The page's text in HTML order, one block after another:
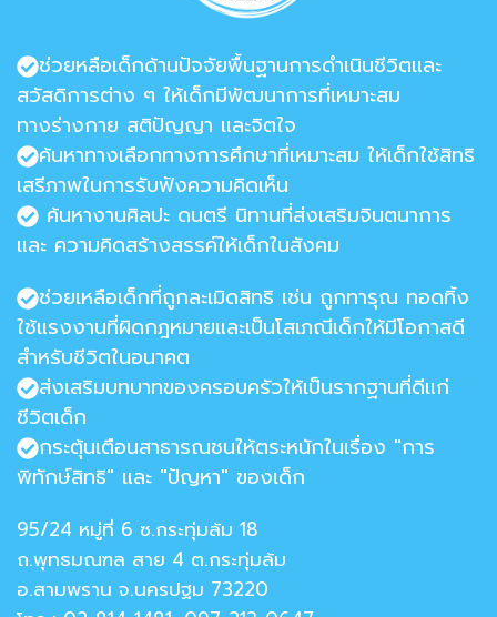
ช่วยหลือเด็กด้านปัจจัยพื้นฐานการดำเนินชีวิตและ
สวัสดิการต่าง ๆ ให้เด็กมีพัฒนาการที่เหมาะสม
ทางร่างกาย สติปัญญา และจิตใจ
ค้นหาทางเลือกทางการศึกษาที่เหมาะสม ให้เด็กใช้สิทธิ
เสรีภาพในการรับฟังความคิดเห็น
ค้นหางานศิลปะ ดนตรี นิทานที่ส่งเสริมจินตนาการ
และ ความคิดสร้างสรรค์ให้เด็กในสังคม
ช่วยเหลือเด็กที่ถูกละเมิดสิทธิ เช่น ถูกทารุณ ทอดทิ้ง
ใช้แรงงานที่ผิดกฎหมายและเป็นโสเภณีเด็กให้มีโอกาสดี
สำหรับชีวิตในอนาคต
ส่งเสริมบทบาทของครอบครัวให้เป็นรากฐานที่ดีแก่
ชีวิตเด็ก
กระตุ้นเตือนสาธารณชนให้ตระหนักในเรื่อง "การ
พิทักษ์สิทธิ" และ "ปัญหา" ของเด็ก
95/24 หมู่ที่ 6 ซ.กระทุ่มล้ม 18
ถ.พุทธมณฑล สาย 4 ต.กระทุ่มล้ม
อ.สามพราน จ.นครปฐม 73220